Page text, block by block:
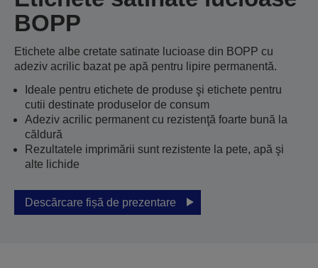
BOPP
Etichete albe cretate satinate lucioase din BOPP cu
adeziv acrilic bazat pe apă pentru lipire permanentă.
Ideale pentru etichete de produse şi etichete pentru
cutii destinate produselor de consum
Adeziv acrilic permanent cu rezistenţă foarte bună la
căldură
Rezultatele imprimării sunt rezistente la pete, apă şi
alte lichide
Descărcare fișă de prezentare